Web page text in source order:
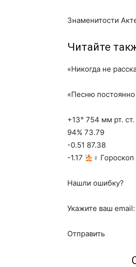
Знаменитости
Читайте
«Никогда не
«Песню
+13° 754 мм рт. ст.
94% 73.79
-0.51 87.38
-1.17
‍♀ Гороскоп
Нашли ошибку?
Укажите ваш email:
Отправить